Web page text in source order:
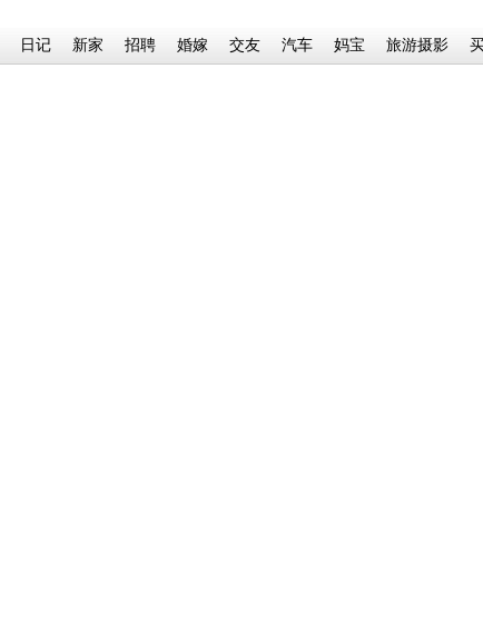
日记 新家 招聘 婚嫁 交友 汽车 妈宝 旅游摄影